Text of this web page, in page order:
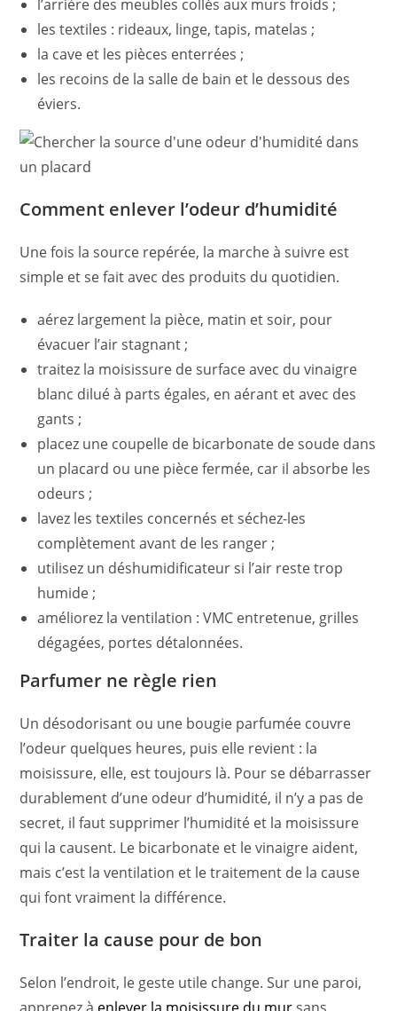
l’arrière des meubles collés aux murs froids ;
les textiles : rideaux, linge, tapis, matelas ;
la cave et les pièces enterrées ;
les recoins de la salle de bain et le dessous des
éviers.
Comment enlever l’odeur d’humidité
Une fois la source repérée, la marche à suivre est
simple et se fait avec des produits du quotidien.
aérez largement la pièce, matin et soir, pour
évacuer l’air stagnant ;
traitez la moisissure de surface avec du vinaigre
blanc dilué à parts égales, en aérant et avec des
gants ;
placez une coupelle de bicarbonate de soude dans
un placard ou une pièce fermée, car il absorbe les
odeurs ;
lavez les textiles concernés et séchez-les
complètement avant de les ranger ;
utilisez un déshumidificateur si l’air reste trop
humide ;
améliorez la ventilation : VMC entretenue, grilles
dégagées, portes détalonnées.
Parfumer ne règle rien
Un désodorisant ou une bougie parfumée couvre
l’odeur quelques heures, puis elle revient : la
moisissure, elle, est toujours là. Pour se débarrasser
durablement d’une odeur d’humidité, il n’y a pas de
secret, il faut supprimer l’humidité et la moisissure
qui la causent. Le bicarbonate et le vinaigre aident,
mais c’est la ventilation et le traitement de la cause
qui font vraiment la différence.
Traiter la cause pour de bon
Selon l’endroit, le geste utile change. Sur une paroi,
apprenez à enlever la moisissure du mur sans